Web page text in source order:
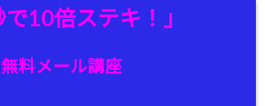
で10倍ステキ！」
無料メール講座